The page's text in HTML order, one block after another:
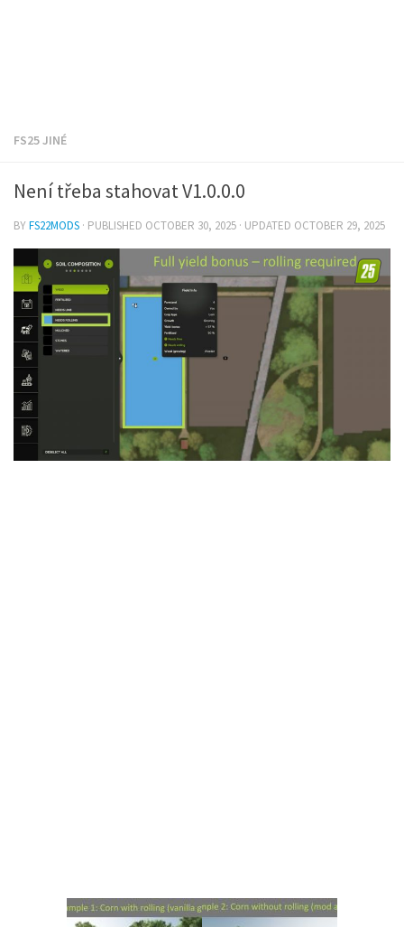
FS25 JINÉ
Není třeba stahovat V1.0.0.0
BYFS22MODS · PUBLISHED OCTOBER 30, 2025 · UPDATED OCTOBER 29, 2025